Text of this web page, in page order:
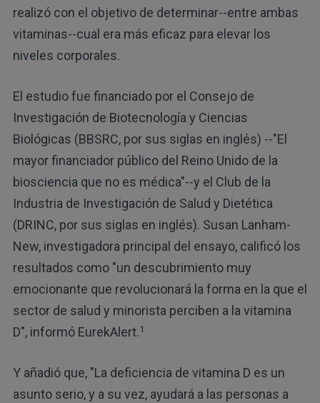
realizó con el objetivo de determinar--entre ambas
vitaminas--cual era más eficaz para elevar los
niveles corporales.
El estudio fue financiado por el Consejo de
Investigación de Biotecnología y Ciencias
Biológicas (BBSRC, por sus siglas en inglés) --"El
mayor financiador público del Reino Unido de la
biosciencia que no es médica"--y el Club de la
Industria de Investigación de Salud y Dietética
(DRINC, por sus siglas en inglés). Susan Lanham-
New, investigadora principal del ensayo, calificó los
resultados como "un descubrimiento muy
emocionante que revolucionará la forma en la que el
sector de salud y minorista perciben a la vitamina
D", informó EurekAlert.1
Y añadió que, "La deficiencia de vitamina D es un
asunto serio, y a su vez, ayudará a las personas a